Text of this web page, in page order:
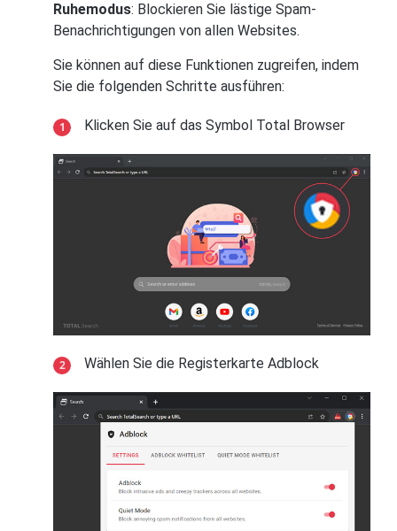
Ruhemodus: Blockieren Sie lästige Spam-
Benachrichtigungen von allen Websites.
Sie können auf diese Funktionen zugreifen, indem
Sie die folgenden Schritte ausführen:
Klicken Sie auf das Symbol Total Browser
Wählen Sie die Registerkarte Adblock